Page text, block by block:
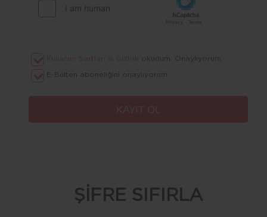
okudum. Onaylıyorum.
E-Bülten aboneliğini onaylıyorum.
ŞİFRE SIFIRLA